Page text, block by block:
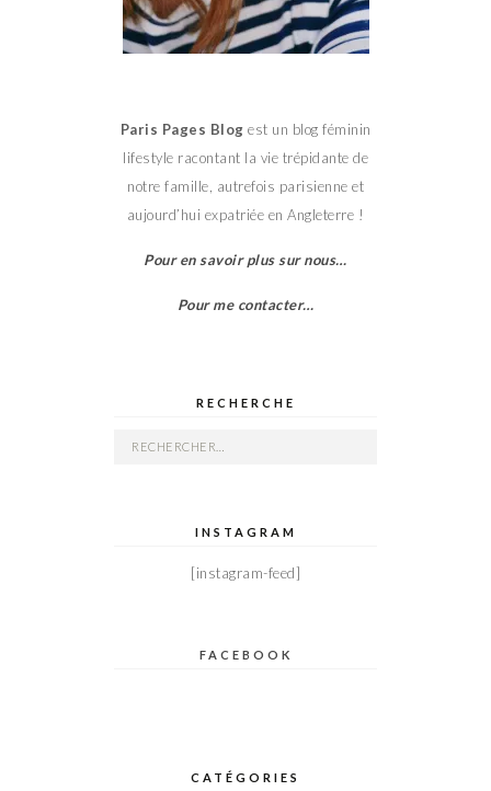
Paris Pages Blog est un blog féminin
lifestyle racontant la vie trépidante de
notre famille, autrefois parisienne et
aujourd’hui expatriée en Angleterre !
Pour en savoir plus sur nous…
Pour me contacter…
RECHERCHE
Rechercher :
INSTAGRAM
[instagram-feed]
FACEBOOK
CATÉGORIES